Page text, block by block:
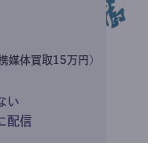
媒体買取15万円)
い
配信